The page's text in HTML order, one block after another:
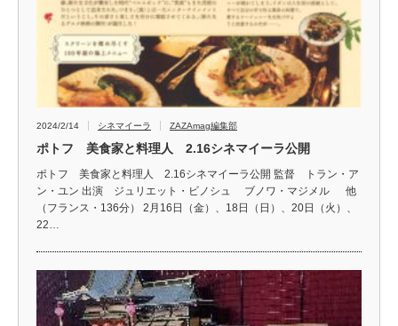
2024/2/14 シネマイーラ ZAZAmag編集部
ポトフ 美食家と料理人 2.16シネマイーラ公開
ポトフ 美食家と料理人 2.16シネマイーラ公開 監督 トラン・ア
ン・ユン 出演 ジュリエット・ビノシュ ブノワ・マジメル 他
（フランス・136分） 2月16日（金）、18日（日）、20日（火）、
22…